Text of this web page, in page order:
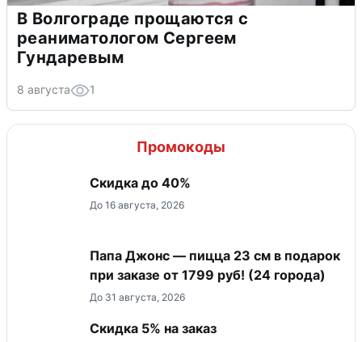
В Волгограде прощаются с
реаниматологом Сергеем
Гундаревым
8 августа 1
Промокоды
Скидка до 40%
До 16 августа, 2026
Папа Джонс — пицца 23 см в подарок
при заказе от 1799 руб! (24 города)
До 31 августа, 2026
Скидка 5% на заказ